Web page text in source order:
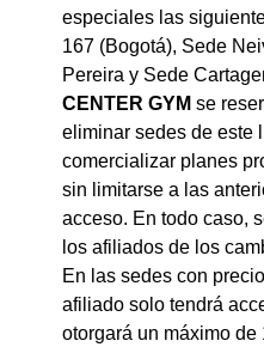
especiales las
167 (Bogotá), Sede
Pereira y Sede
CENTER GYM se
eliminar sedes de este
comercializar planes
sin limitarse a las
acceso. En todo caso,
los afiliados de los
En las sedes con
afiliado solo tendrá
otorgará un máximo